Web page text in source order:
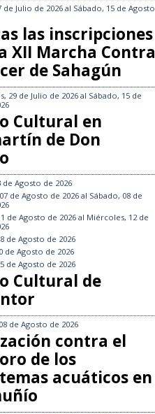
de Julio de 2026 al Sábado, 15 de Agosto
las inscripciones
XII Marcha Contra
de Sahagún
29 de Julio de 2026al Sábado, 15 de
Cultural en
de Don
de Agosto de 2026
de Agosto de 2026 al Sábado, 08 de
de Agosto de 2026 al Miércoles, 12 de
de Agosto de 2026
de Agosto de 2026
de Agosto de 2026
Cultural de
de Agosto de 2026
contra el
de los
acuáticos en